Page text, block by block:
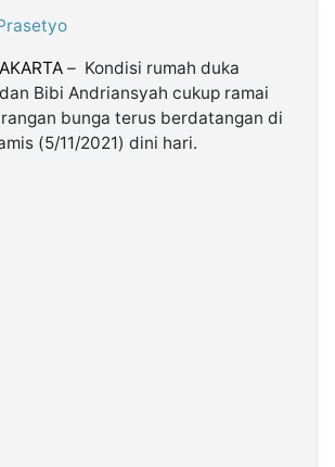
– Kondisi rumah duka
dan Bibi Andriansyah cukup ramai
bunga terus berdatangan di
(5/11/2021) dini hari.